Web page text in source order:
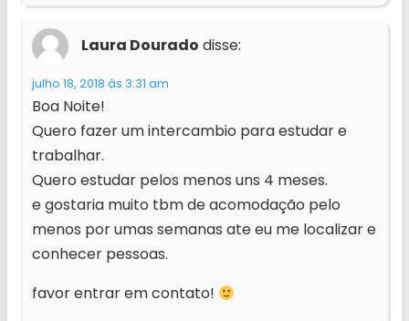
Laura Dourado disse:
julho 18, 2018 às 3:31 am
Boa Noite!
Quero fazer um intercambio para estudar e
trabalhar.
Quero estudar pelos menos uns 4 meses.
e gostaria muito tbm de acomodação pelo
menos por umas semanas ate eu me localizar e
conhecer pessoas.
favor entrar em contato!